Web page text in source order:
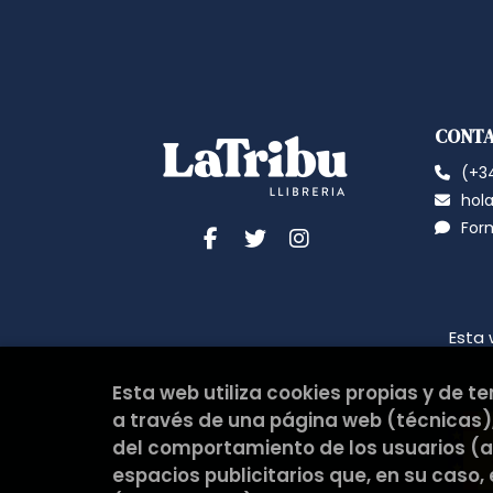
Esta
Esta web utiliza cookies propias y de
a través de una página web
del comportamiento de los usuarios
espacios publicitarios que, en su